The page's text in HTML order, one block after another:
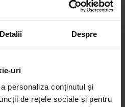
Detalii Despre
uri
personaliza conținutul și
de rețele sociale și pentru